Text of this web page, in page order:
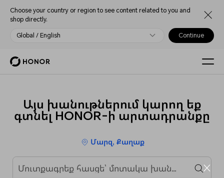
Choose your country or region to see content related to you and
shop directly.
Global / English Continue
Այս խանութներում կարող եք
գտնել HONOR-ի արտադրանքը
Մարզ, Քաղաք